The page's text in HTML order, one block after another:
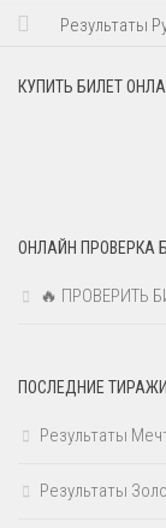
Результаты
КУПИТЬ БИЛЕТ
ОНЛАЙН ПРОВЕРКА
🔥 ПРОВЕРИТЬ
ПОСЛЕДНИЕ ТИРАЖИ
Результаты
Результаты